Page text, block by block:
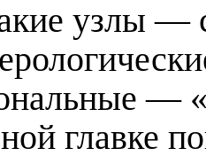
узлы —
—
главке